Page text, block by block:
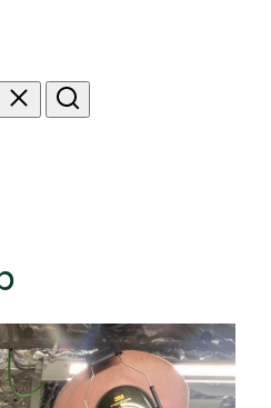
Tilbakestill
Søk